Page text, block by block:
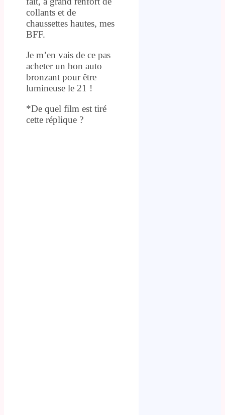
collants et de
chaussettes hautes, mes
BFF.
Je m’en vais de ce pas
acheter un bon auto
bronzant pour être
lumineuse le 21 !
*De quel film est tiré
cette réplique ?